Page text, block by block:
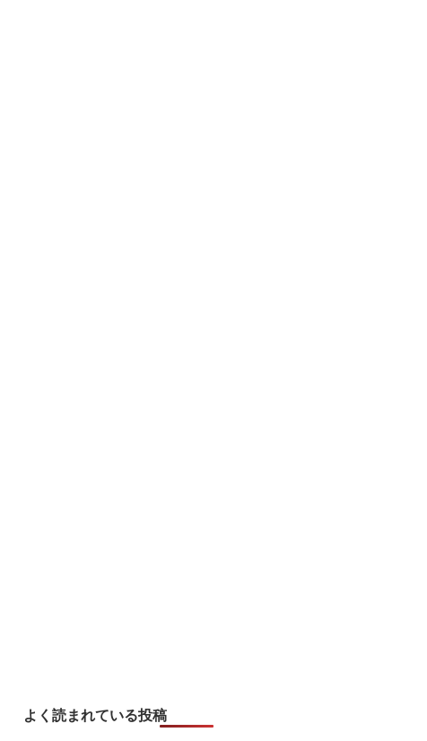
よく読まれている投稿